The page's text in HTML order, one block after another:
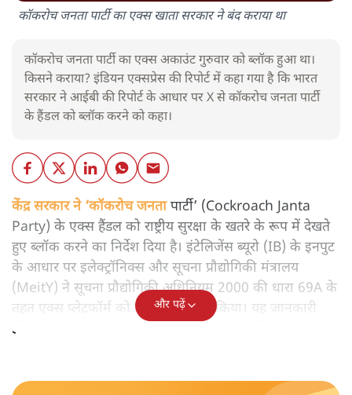
कॉकरोच जनता पार्टी का एक्स खाता सरकार ने बंद कराया था
कॉकरोच जनता पार्टी का एक्स अकाउंट गुरुवार को ब्लॉक हुआ था।
किसने कराया? इंडियन एक्सप्रेस की रिपोर्ट में कहा गया है कि भारत
सरकार ने आईबी की रिपोर्ट के आधार पर X से कॉकरोच जनता पार्टी
के हैंडल को ब्लॉक करने को कहा।
केंद्र सरकार ने ‘कॉकरोच जनतापार्टी’ (Cockroach Janta
Party) के एक्स हैंडल को राष्ट्रीय सुरक्षा के खतरे के रूप में देखते
हुए ब्लॉक करने का निर्देश दिया है। इंटेलिजेंस ब्यूरो (IB) के इनपुट
के आधार पर इलेक्ट्रॉनिक्स और सूचना प्रौद्योगिकी मंत्रालय
(MeitY) ने सूचना प्रौद्योगिकी अधिनियम 2000 की धारा 69A के
तहत एक्स प्लेटफॉर्म को यह आदेश जारी किया। यह जानकारी
इंडियन एक्सप्रेस की 22 मई को प्रकाशित रिपोर्ट में दी गई है।
और पढ़ें